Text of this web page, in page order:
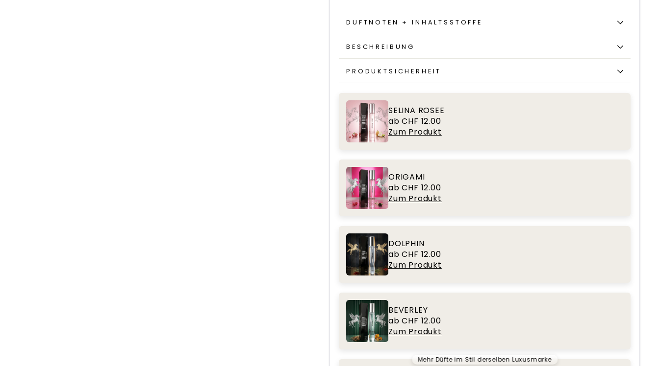
DUFTNOTEN + INHALTSSTOFFE
BESCHREIBUNG
PRODUKTSICHERHEIT
SELINA ROSEE
ab CHF 12.00
Zum Produkt
ORIGAMI
ab CHF 12.00
Zum Produkt
DOLPHIN
ab CHF 12.00
Zum Produkt
BEVERLEY
ab CHF 12.00
Zum Produkt
Mehr Düfte im Stil derselben Luxusmarke